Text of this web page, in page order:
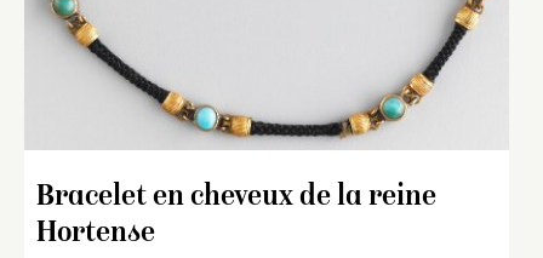
Bracelet en cheveux de la reine
Hortense